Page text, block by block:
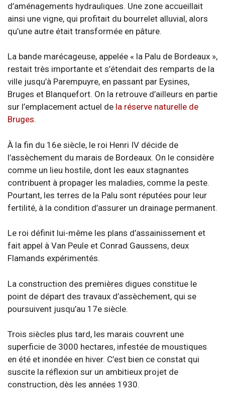
d’aménagements hydrauliques. Une zone accueillait
ainsi une vigne, qui profitait du bourrelet alluvial, alors
qu’une autre était transformée en pâture.
La bande marécageuse, appelée « la Palu de Bordeaux »,
restait très importante et s’étendait des remparts de la
ville jusqu’à Parempuyre, en passant par Eysines,
Bruges et Blanquefort. On la retrouve d’ailleurs en partie
sur l’emplacement actuel de la réserve naturelle de
Bruges.
À la fin du 16e siècle, le roi Henri IV décide de
l’assèchement du marais de Bordeaux. On le considère
comme un lieu hostile, dont les eaux stagnantes
contribuent à propager les maladies, comme la peste.
Pourtant, les terres de la Palu sont réputées pour leur
fertilité, à la condition d’assurer un drainage permanent.
Le roi définit lui-même les plans d’assainissement et
fait appel à Van Peule et Conrad Gaussens, deux
Flamands expérimentés.
La construction des premières digues constitue le
point de départ des travaux d’assèchement, qui se
poursuivent jusqu’au 17e siècle.
Trois siècles plus tard, les marais couvrent une
superficie de 3000 hectares, infestée de moustiques
en été et inondée en hiver. C’est bien ce constat qui
suscite la réflexion sur un ambitieux projet de
construction, dès les années 1930.